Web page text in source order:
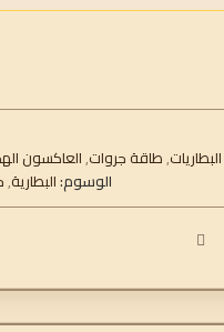
البطاريات,طاقة جروات,العاكسون
الوسوم:البطارية,